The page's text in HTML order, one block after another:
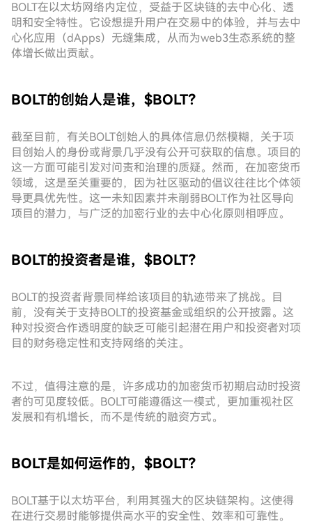
BOLT在以太坊网络内定位，受益于区块链的去中心化、透
明和安全特性。它设想提升用户在交易中的体验，并与去中
心化应用（dApps）无缝集成，从而为web3生态系统的整
体增长做出贡献。
BOLT的创始人是谁，$BOLT？
截至目前，有关BOLT创始人的具体信息仍然模糊，关于项
目创始人的身份或背景几乎没有公开可获取的信息。项目的
这一方面可能引发对问责和治理的质疑。然而，在加密货币
领域，这是至关重要的，因为社区驱动的倡议往往比个体领
导更具优先性。这一未知因素并未削弱BOLT作为社区导向
项目的潜力，与广泛的加密行业的去中心化原则相呼应。
BOLT的投资者是谁，$BOLT？
BOLT的投资者背景同样给该项目的轨迹带来了挑战。目
前，没有关于支持BOLT的投资基金或组织的公开披露。这
种对投资合作透明度的缺乏可能引起潜在用户和投资者对项
目的财务稳定性和支持网络的关注。
不过，值得注意的是，许多成功的加密货币初期启动时投资
者的可见度较低。BOLT可能遵循这一模式，更加重视社区
发展和有机增长，而不是传统的融资方式。
BOLT是如何运作的，$BOLT？
BOLT基于以太坊平台，利用其强大的区块链架构。这使得
在进行交易时能够提供高水平的安全性、效率和可靠性。